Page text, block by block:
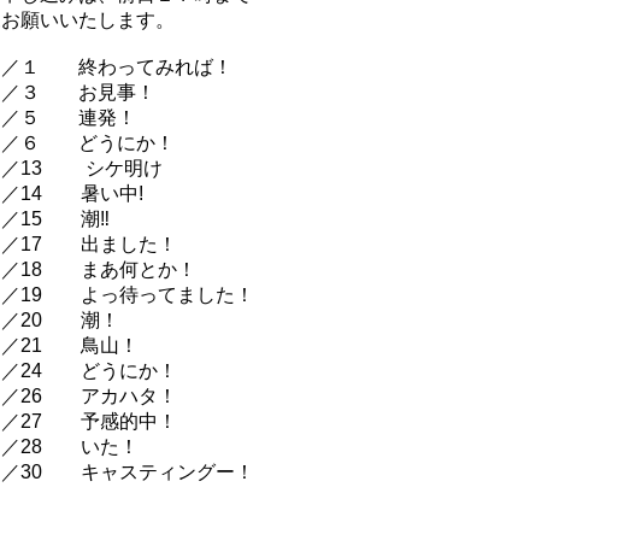
願いいたします。
／１ 終わってみれば！
／３ お見事！
／５ 連発！
／６ どうにか！
／13 シケ明け
／14 暑い中!
／15 潮‼︎
／17 出ました！
／18 まあ何とか！
／19 よっ待ってました！
／20 潮！
／21 鳥山！
／24 どうにか！
／26 アカハタ！
／27 予感的中！
／28 いた！
／30 キャスティングー！